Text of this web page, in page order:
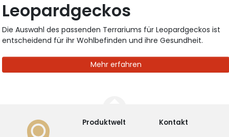
Leopardgeckos
Die Auswahl des passenden Terrariums für Leopardgeckos ist
entscheidend für ihr Wohlbefinden und ihre Gesundheit.
Mehr erfahren
Produktwelt Kontakt